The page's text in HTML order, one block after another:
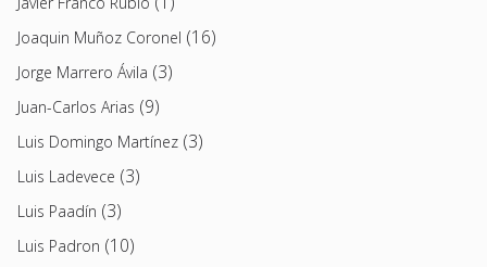
Joaquin Muñoz Coronel (16)
Jorge Marrero Ávila (3)
Juan-Carlos Arias (9)
Luis Domingo Martínez (3)
Luis Ladevece (3)
Luis Paadín (3)
Luis Padron (10)